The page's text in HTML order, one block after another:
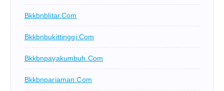
Bkkbnblitar.com
Bkkbnbukittinggi.com
Bkkbnpayakumbuh.com
Bkkbnpariaman.com